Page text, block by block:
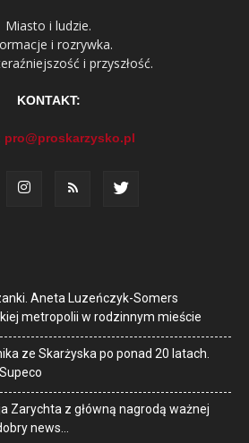
Miasto i ludzie.
i rozrywka.
i przyszłość.
KONTAKT:
pro@proskarzysko.pl
Aneta Luzeńczyk-Somers
metropolii w rodzinnym mieście
ze Skarżyska po ponad 20 latach.
Zarychta z główną nagrodą ważnej
news…